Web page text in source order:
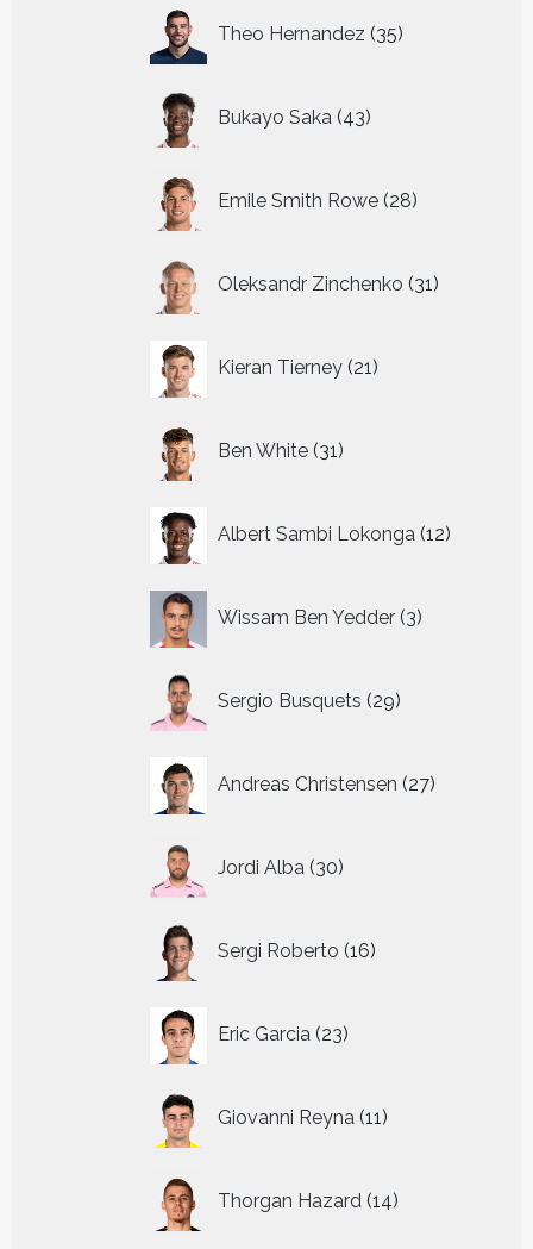
Theo Hernandez 35
producten
Bukayo Saka 43
producten
Emile Smith Rowe 28
producten
Oleksandr Zinchenko 31
producten
Kieran Tierney 21
producten
Ben White 31
producten
Albert Sambi Lokonga 12
Wissam Ben Yedder 3
producten
Sergio Busquets 29
producten
Andreas Christensen 27
producten
Jordi Alba 30
producten
Sergi Roberto 16
producten
Eric Garcia 23
producten
Giovanni Reyna 11
producten
Thorgan Hazard 14
producten